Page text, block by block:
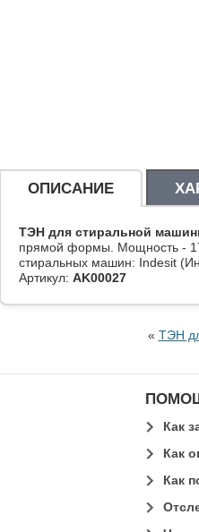
ОПИСАНИЕ
ТЭН для стиральной
прямой формы. Мощность -
стиральных машин: Indesit
Артикул: AK00027
« ТЭН
Как
Как
Как